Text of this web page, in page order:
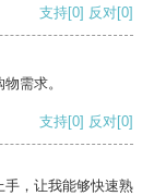
支持[0] 反对[0]
需求。
支持[0] 反对[0]
手，让我能够快速熟